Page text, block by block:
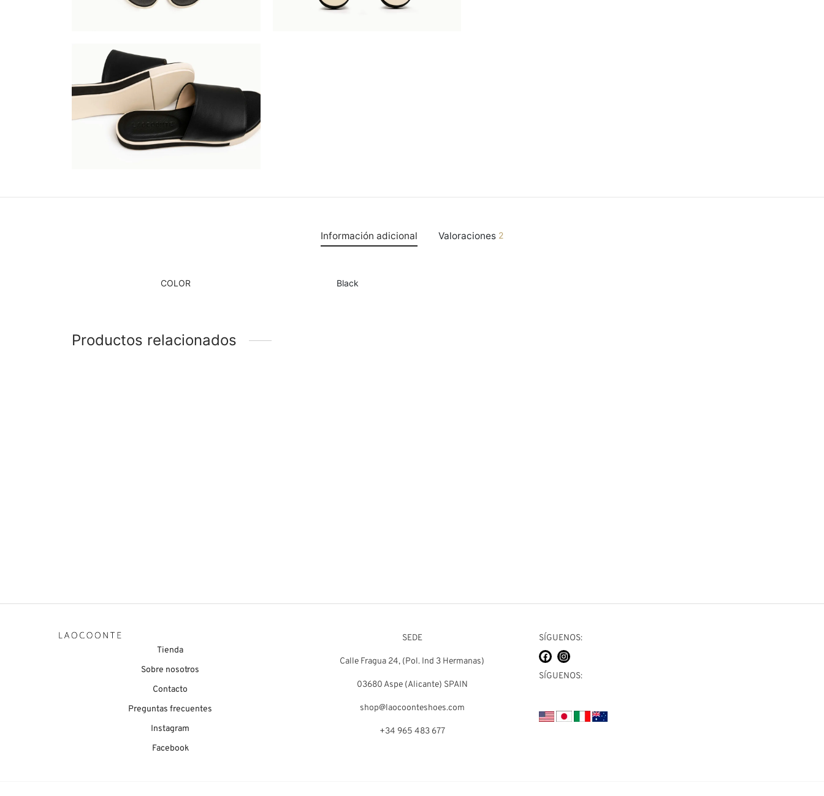
Información adicional Valoraciones 2
COLOR Black
Productos relacionados
Tienda
Sobre nosotros
Contacto
Preguntas frecuentes
Instagram
Facebook
SEDE
Calle Fragua 24, (Pol. Ind 3 Hermanas)
03680 Aspe (Alicante) SPAIN
shop@laocoonteshoes.com
+34 965 483 677
SÍGUENOS:
SÍGUENOS: